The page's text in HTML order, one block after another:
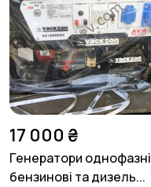
17 000 ₴
Генератори однофазні
бензинові та дизель...